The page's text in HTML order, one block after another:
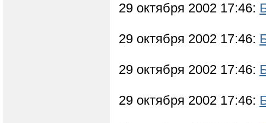
29 октября 2002 17:46:
29 октября 2002 17:46:
29 октября 2002 17:46:
29 октября 2002 17:46: